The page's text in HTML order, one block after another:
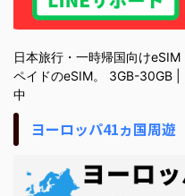
日本旅行・一時帰国向け
ペイドのeSIM。 3GB-30GB
中
ヨーロッパ41ヵ国周遊